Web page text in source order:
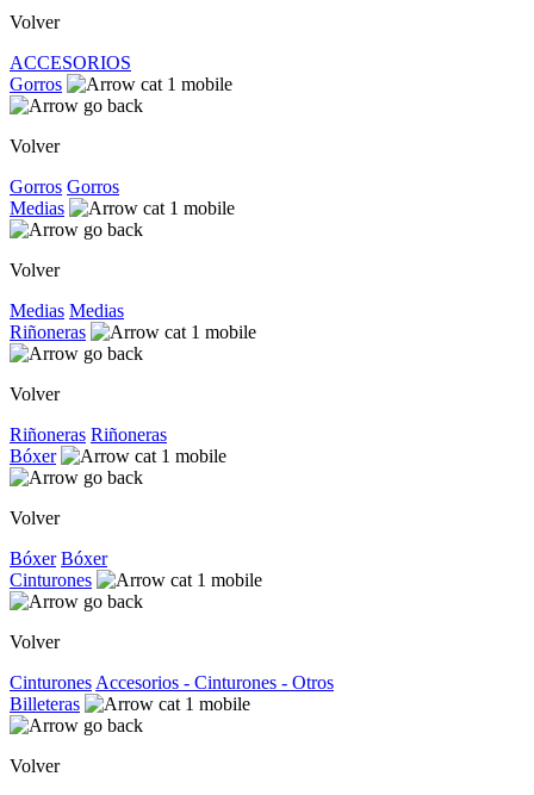
Volver
ACCESORIOS
Gorros
Volver
Gorros Gorros
Medias
Volver
Medias Medias
Riñoneras
Volver
Riñoneras Riñoneras
Bóxer
Volver
Bóxer Bóxer
Cinturones
Volver
Cinturones Accesorios - Cinturones - Otros
Billeteras
Volver